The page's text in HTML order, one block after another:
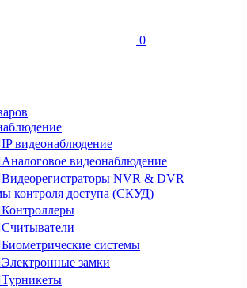
0
IP видеонаблюдение
Аналоговое видеонаблюдение
Видеорегистраторы NVR & DVR
контроля доступа (СКУД)
Контроллеры
Считыватели
Биометрические системы
Электронные замки
Турникеты